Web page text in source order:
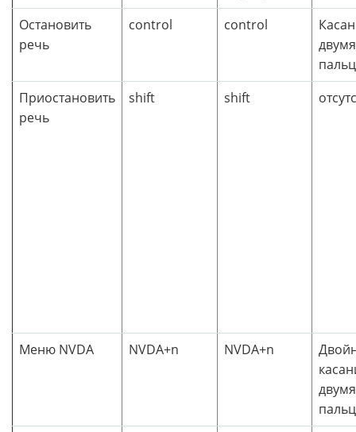
Остановить
речь
control control
двумя
Приостановить
речь
shift shift
Меню NVDA NVDA+n NVDA+n
двумя